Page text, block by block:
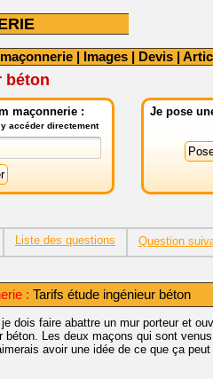
| Images | Devis |
béton
maçonnerie :
accéder directement
Je pose
Liste des questions Question
: Tarifs étude ingénieur béton
je dois faire abattre un mur porteur et
béton. Les deux maçons qui sont
avoir une idée de ce que ça